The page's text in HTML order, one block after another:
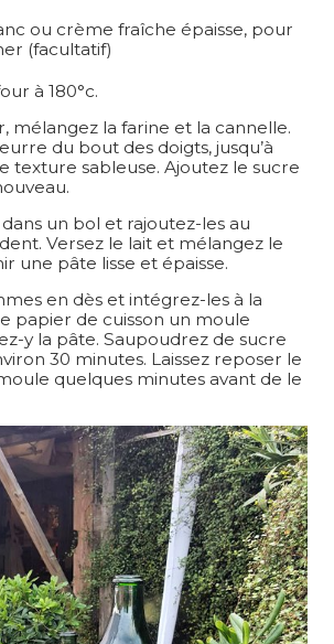
ou crème fraîche épaisse, pour
(facultatif)
à 180°c.
mélangez la farine et la cannelle.
du bout des doigts, jusqu’à
texture sableuse. Ajoutez le sucre
un bol et rajoutez-les au
Versez le lait et mélangez le
une pâte lisse et épaisse.
en dès et intégrez-les à la
papier de cuisson un moule
y la pâte. Saupoudrez de sucre
30 minutes. Laissez reposer le
quelques minutes avant de le